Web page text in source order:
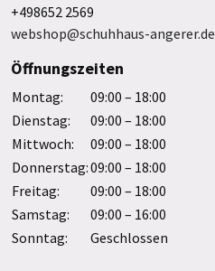
+498652 2569
webshop@schuhhaus-angerer.de
Öffnungszeiten
Montag:
09:00 – 18:00
Dienstag:
09:00 – 18:00
Mittwoch:
09:00 – 18:00
Donnerstag:09:00 – 18:00
Freitag:
09:00 – 18:00
Samstag:
09:00 – 16:00
Sonntag:
Geschlossen